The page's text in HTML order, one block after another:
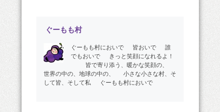
ぐーもも村
ぐーもも村においで 皆おいで 誰
でもおいで きっと笑顔になれるよ！
皆で寄り添う、暖かな笑顔の、
世界の中の、地球の中の、 小さな小さな村、そ
して皆、そして私 ぐーもも村においで